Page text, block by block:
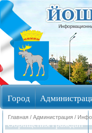
Город
Обращения граждан
Главная / Администрация /